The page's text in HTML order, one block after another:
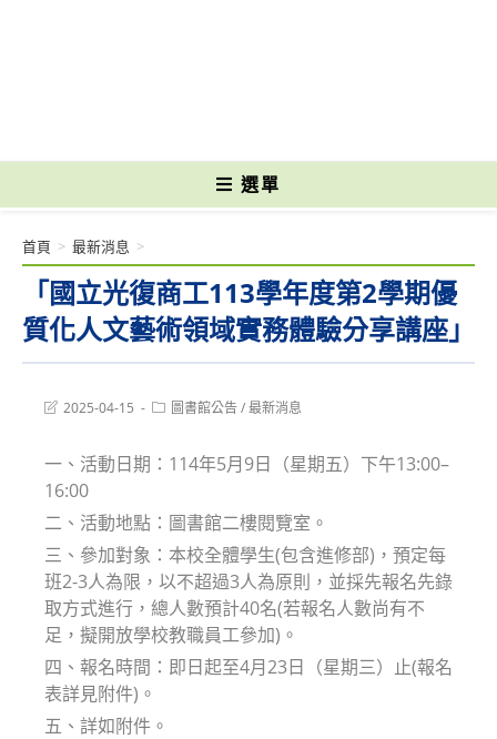
選單
「國立光復商工113學年度第2學期優
質化人文藝術領域實務體驗分享講座」
首頁 > 最新消息 >
Post2025-04-15
Post圖書館公告/最新消息
一、活動日期：114年5月9日（星期五）下午13:00–
16:00
二、活動地點：圖書館二樓閱覽室。
三、參加對象：本校全體學生(包含進修部)，預定每
班2-3人為限，以不超過3人為原則，並採先報名先錄
取方式進行，總人數預計40名(若報名人數尚有不
足，擬開放學校教職員工參加)。
四、報名時間：即日起至4月23日（星期三）止(報名
表詳見附件)。
五、詳如附件。